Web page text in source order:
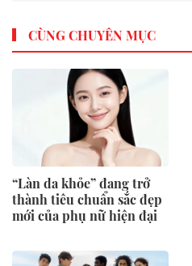
CÙNG CHUYÊN MỤC
“Làn da khỏe” đang trở
thành tiêu chuẩn sắc đẹp
mới của phụ nữ hiện đại